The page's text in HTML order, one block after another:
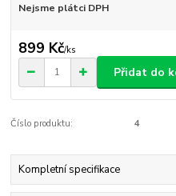
Nejsme plátci DPH
899 Kč/ks
Přidat do
Číslo produktu: 4
Kompletní specifikace